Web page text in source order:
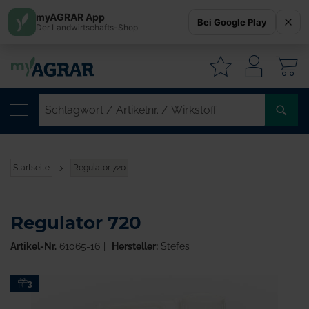
Startseite Regulator 720
Zum3
Regulator 720
Artikel-Nr. 61065-16 Hersteller:Stefes
myAGRAR App
Der Landwirtschafts-Shop Bei Google Play